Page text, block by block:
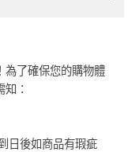
為了確保您的購物體
：
日後如商品有瑕疵